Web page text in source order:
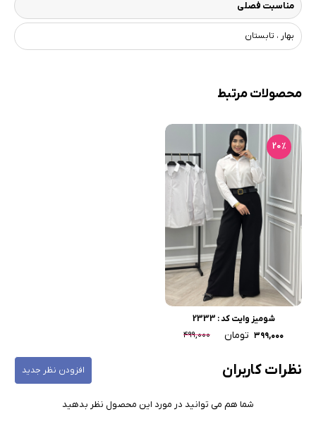
مناسبت فصلی
بهار ، تابستان
محصولات مرتبط
20٪
شومیز وایت کد : 2333
۳۹۹,۰۰۰ تومان ۴۹۹,۰۰۰
نظرات کاربران افزودن نظر جدید
شما هم می توانید در مورد این محصول نظر بدهید